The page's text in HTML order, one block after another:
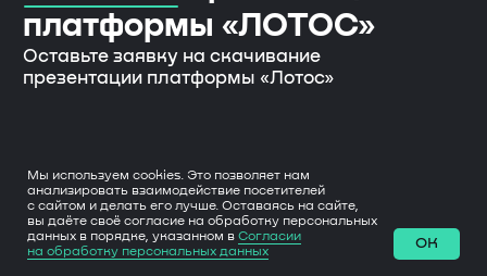
Мы используем cookies. Это позволяет нам
анализировать взаимодействие посетителей
с сайтом и делать его лучше. Оставаясь на сайте,
вы даёте своё согласие на обработку персональных
данных в порядке, указанном в Согласии
на обработку персональных данных
OK